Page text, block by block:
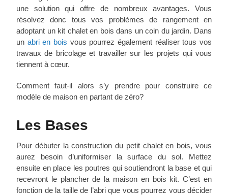
une solution qui offre de nombreux avantages. Vous
résolvez donc tous vos problèmes de rangement en
adoptant un kit chalet en bois dans un coin du jardin. Dans
un abri en bois vous pourrez également réaliser tous vos
travaux de bricolage et travailler sur les projets qui vous
tiennent à cœur.
Comment faut-il alors s’y prendre pour construire ce
modèle de maison en partant de zéro?
Les Bases
Pour débuter la construction du petit chalet en bois, vous
aurez besoin d’uniformiser la surface du sol. Mettez
ensuite en place les poutres qui soutiendront la base et qui
recevront le plancher de la maison en bois kit. C’est en
fonction de la taille de l’abri que vous pourrez vous décider